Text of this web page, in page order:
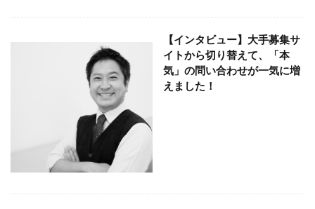
【インタビュー】大手募集サ
イトから切り替えて、「本
気」の問い合わせが一気に増
えました！